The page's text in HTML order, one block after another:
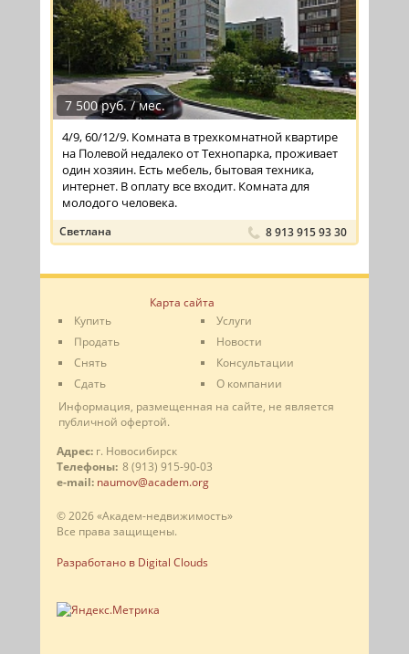
7 500 руб. / мес.
4/9, 60/12/9. Комната в трехкомнатной квартире
на Полевой недалеко от Технопарка, проживает
один хозяин. Есть мебель, бытовая техника,
интернет. В оплату все входит. Комната для
молодого человека.
Светлана 8 913 915 93 30
Карта сайта
Купить
Продать
Снять
Сдать
Услуги
Новости
Консультации
О компании
Информация, размещенная на сайте, не является
публичной офертой.
Адрес: г. Новосибирск
Телефоны: 8 (913) 915-90-03
e-mail: naumov@academ.org
© 2026 «Академ-недвижимость»
Все права защищены.
Разработано в Digital Clouds